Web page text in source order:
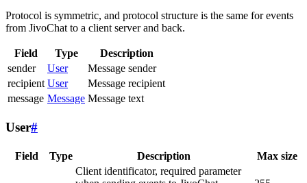
Protocol is symmetric, and protocol structure is the same for events
from JivoChat to a client server and back.
Field Type
Description
sender
User
Message sender
recipient User
Message recipient
message Message Message text
User#
Field Type Description Max size
Client identificator, required parameter